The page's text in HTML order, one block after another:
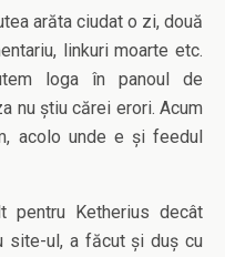
arăta ciudat o zi, două
linkuri moarte etc.
loga în panoul de
nu știu cărei erori. Acum
acolo unde e și feedul
Ketherius decât
site-ul, a făcut și duș cu